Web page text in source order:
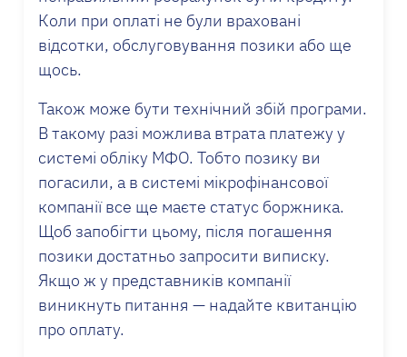
Коли при оплаті не були враховані
відсотки, обслуговування позики або ще
щось.
Також може бути технічний збій програми.
В такому разі можлива втрата платежу у
системі обліку МФО. Тобто позику ви
погасили, а в системі мікрофінансової
компанії все ще маєте статус боржника.
Щоб запобігти цьому, після погашення
позики достатньо запросити виписку.
Якщо ж у представників компанії
виникнуть питання — надайте квитанцію
про оплату.